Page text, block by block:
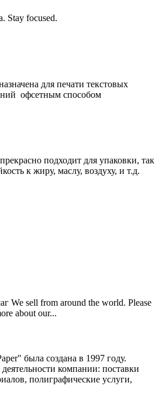
Stay focused.
для печати текстовых
офсетным способом
прекрасно подходит для упаковки, так
к жиру, маслу, воздуху, и т.д.
We sell from around the world. Please
about our...
была создана в 1997 году.
компании: поставки
полиграфические услуги,